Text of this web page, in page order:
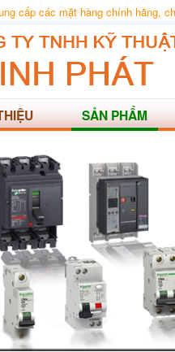
cấp các mặt hàng chính hãng,
SẢN PHẨM